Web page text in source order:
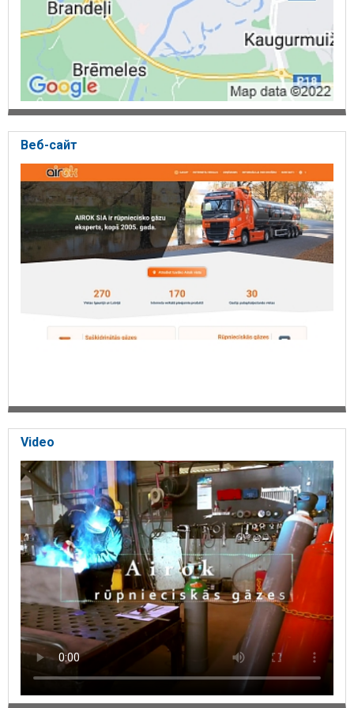
Мобильный телефон - 26111616, 29993548.
"AIROK", OOO, Газоотвод, Дзирнаву 23, Салдус LV-3801.,
Мобильный телефон- 29993548, 26111616
"AIROK", SIA, точка продаж Gāzu, улица Ливциема 9, Икшкиле,
LV-5052., Мобильный телефон- 29993548, 26111616
Веб-сайт
Video